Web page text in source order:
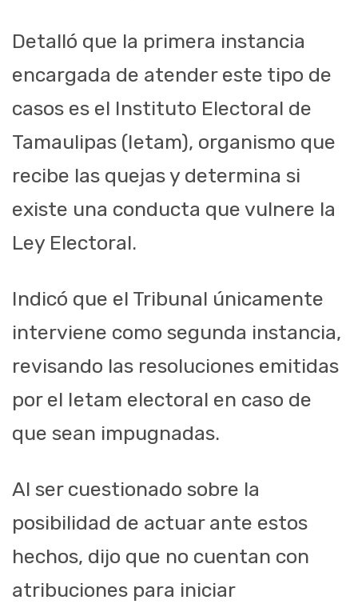
Detalló que la primera instancia
encargada de atender este tipo de
casos es el Instituto Electoral de
Tamaulipas (Ietam), organismo que
recibe las quejas y determina si
existe una conducta que vulnere la
Ley Electoral.
Indicó que el Tribunal únicamente
interviene como segunda instancia,
revisando las resoluciones emitidas
por el Ietam electoral en caso de
que sean impugnadas.
Al ser cuestionado sobre la
posibilidad de actuar ante estos
hechos, dijo que no cuentan con
atribuciones para iniciar